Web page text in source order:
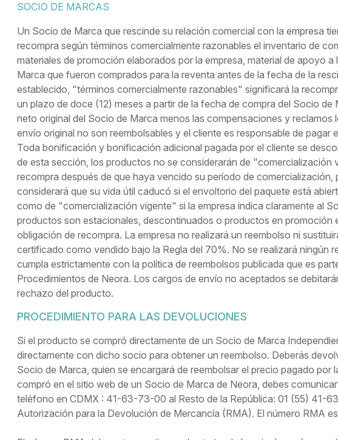
SOCIO DE MARCAS
Un Socio de Marca que rescinde su relación comercial con la empresa
recompra según términos comercialmente razonables el inventario de
materiales de promoción elaborados por la empresa, material de apoyo
Marca que fueron comprados para la reventa antes de la fecha de la
establecido, "términos comercialmente razonables" significará la
un plazo de doce (12) meses a partir de la fecha de compra del Socio
neto original del Socio de Marca menos las compensaciones y reclamos
envío original no son reembolsables y el cliente es responsable de pagar
Toda bonificación y bonificación adicional pagada por el cliente se
de esta sección, los productos no se considerarán de "comercialización
recompra después de que haya vencido su período de
considerará que su vida útil caducó si el envoltorio del paquete está
como de "comercialización vigente" si la empresa indica claramente al
productos son estacionales, descontinuados o productos en promoción
obligación de recompra. La empresa no realizará un reembolso ni
certificado como vendido bajo la Regla del 70%. No se realizará ningún
cumpla estrictamente con la política de reembolsos publicada que es
Procedimientos de Neora. Los cargos de envío no aceptados se
rechazo del producto.
PROCEDIMIENTO PARA LAS DEVOLUCIONES
Si el producto se compró directamente de un Socio de Marca
directamente con dicho socio para obtener un reembolso. Deberás
Socio de Marca, quien se encargará de reembolsar el precio pagado
compró en el sitio web de un Socio de Marca de Neora, debes
teléfono en CDMX : 41-63-73-00 al Resto de la República: 01 (55) 41-
Autorización para la Devolución de Mercancía (RMA). El número RMA